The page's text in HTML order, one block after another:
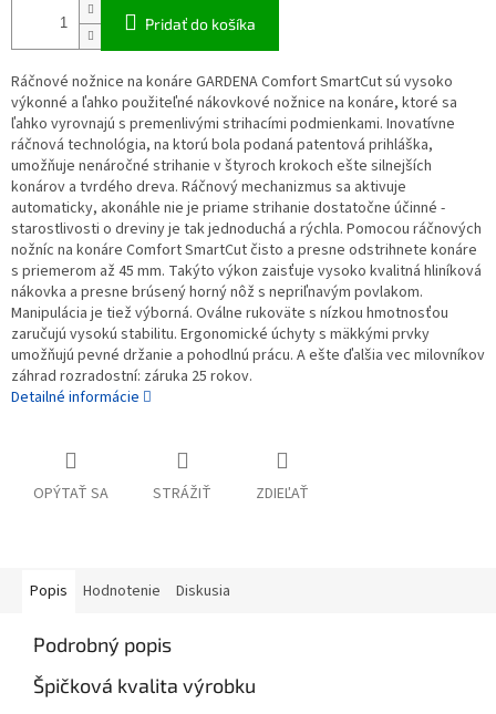
Pridať do košíka
Ráčnové nožnice na konáre GARDENA Comfort SmartCut sú vysoko
výkonné a ľahko použiteľné nákovkové nožnice na konáre, ktoré sa
ľahko vyrovnajú s premenlivými strihacími podmienkami. Inovatívne
ráčnová technológia, na ktorú bola podaná patentová prihláška,
umožňuje nenáročné strihanie v štyroch krokoch ešte silnejších
konárov a tvrdého dreva. Ráčnový mechanizmus sa aktivuje
automaticky, akonáhle nie je priame strihanie dostatočne účinné -
starostlivosti o dreviny je tak jednoduchá a rýchla. Pomocou ráčnových
nožníc na konáre Comfort SmartCut čisto a presne odstrihnete konáre
s priemerom až 45 mm. Takýto výkon zaisťuje vysoko kvalitná hliníková
nákovka a presne brúsený horný nôž s nepriľnavým povlakom.
Manipulácia je tiež výborná. Oválne rukoväte s nízkou hmotnosťou
zaručujú vysokú stabilitu. Ergonomické úchyty s mäkkými prvky
umožňujú pevné držanie a pohodlnú prácu. A ešte ďalšia vec milovníkov
záhrad rozradostní: záruka 25 rokov.
Detailné informácie
OPÝTAŤ SA STRÁŽIŤ ZDIEĽAŤ
Popis Hodnotenie Diskusia
Podrobný popis
Špičková kvalita výrobku